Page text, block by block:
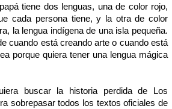
tiene dos lenguas, una de color rojo,
cada persona tiene, y la otra de color
la lengua indígena de una isla pequeña.
cuando está creando arte o cuando está
porque quiera tener una lengua mágica
buscar la historia perdida de Los
sobrepasar todos los textos oficiales de